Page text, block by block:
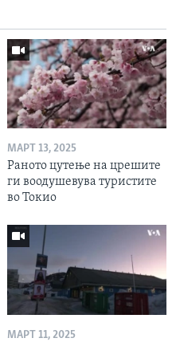
МАРТ 13, 2025
Раното цутење на црешите
ги воодушевува туристите
во Токио
МАРТ 11, 2025